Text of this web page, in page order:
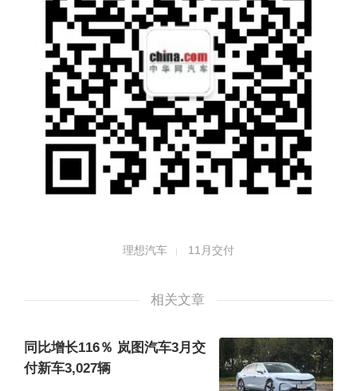
理想汽车 11月交付
相关文章
同比增长116％ 岚图汽车3月交
付新车3,027辆